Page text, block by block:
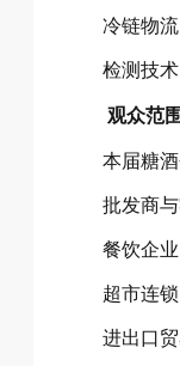
冷链物
检测技
观众范围
本届糖
批发商
餐饮企
超市连
进出口